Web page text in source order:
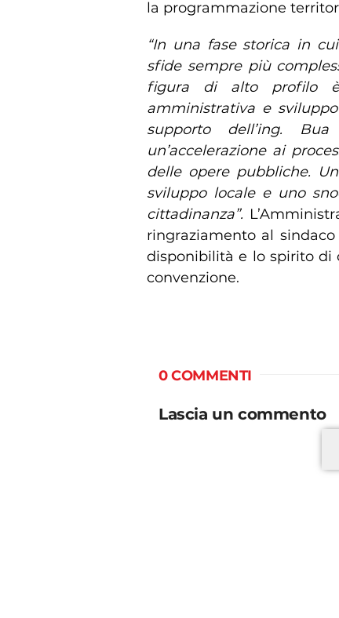
la programmazione
“In una fase storica in
sfide sempre più
figura di alto profilo è
amministrativa e
supporto dell’ing.
un’accelerazione ai
delle opere pubbliche.
sviluppo locale e uno
cittadinanza”.
ringraziamento al
disponibilità e lo spirito di
convenzione.
0 COMMENTI
Lascia un commento